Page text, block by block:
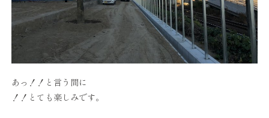
あっ！！と言う間に
！！とても楽しみです。